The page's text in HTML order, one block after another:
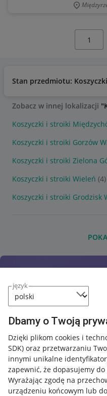
język
Dbamy o Twoją
Dzięki plikom cookies i
SDK) oraz przetwarzaniu
innymi unikalne
zapewnić, że dopasujemy
Wyrażając zgodę na
urządzeniu końcowym lub
Stan przedmiotu:
Zobacz w innej lokalizacji
Koszyczki i stroiki
Koszyczki i stroiki Gorzów
Koszyczki i stroiki Zielona
Koszyczki i stroiki Wieleń (4)
Koszyczki i stroiki Grodzisk